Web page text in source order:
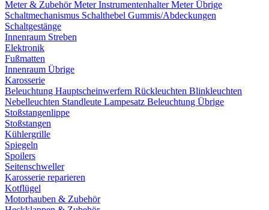
Meter & ZubehörMeterInstrumentenhalterMeter Übrige
Schaltmechanismus Schalthebel Gummis/Abdeckungen
Schaltgestänge
Innenraum Streben
Elektronik
Fußmatten
Innenraum Übrige
Karosserie
Beleuchtung Hauptscheinwerfern Rückleuchten Blinkleuchten
Nebelleuchten Standleute Lampesatz Beleuchtung Übrige
Stoßstangenlippe
Stoßstangen
Kühlergrille
Spiegeln
Spoilers
Seitenschweller
Karosserie reparieren
Kotflügel
Motorhauben & Zubehör